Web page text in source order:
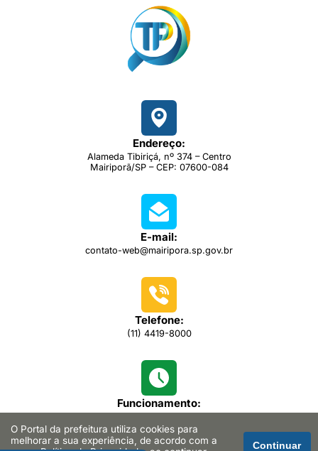
Endereço:
Alameda Tibiriçá, nº 374 – Centro
Mairiporã/SP – CEP: 07600-084
E-mail:
contato-web@mairipora.sp.gov.br
Telefone:
(11) 4419-8000
Funcionamento:
das 08h00 às 16h30
O Portal da prefeitura utiliza cookies para
melhorar a sua experiência, de acordo com a
Continuar